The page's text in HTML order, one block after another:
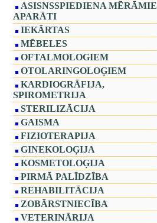
ASISNSSPIEDIENA MĒRĀMIE
APARĀTI
IEKĀRTAS
MĒBELES
OFTALMOLOGIEM
OTOLARINGOLOĢIEM
KARDIOGRĀFIJA,
SPIROMETRIJA
STERILIZĀCIJA
GAISMA
FIZIOTERAPIJA
GINEKOLOĢIJA
KOSMETOLOĢIJA
PIRMĀ PALĪDZĪBA
REHABILITĀCIJA
ZOBĀRSTNIECĪBA
VETERINĀRIJA